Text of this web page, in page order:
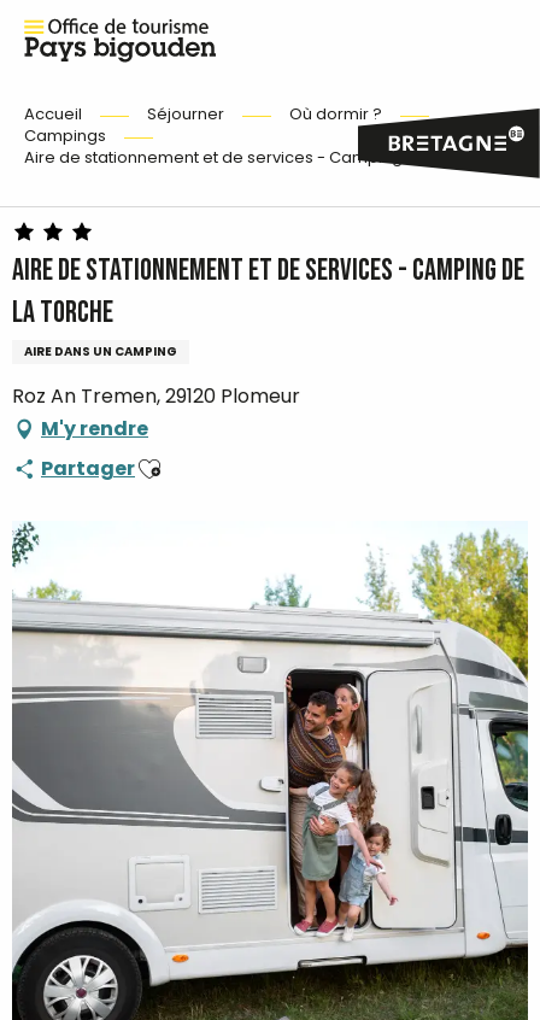
Accueil Séjourner
Où dormir ?
Campings
Aire de stationnement et de services - Camping de La Torche
Aire de stationnement et de services - Camping de
La Torche
AIRE DANS UN CAMPING
Roz An Tremen, 29120 Plomeur
M'y rendre
PartagerAjouter aux favoris